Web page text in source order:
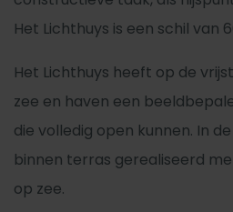
Het Lichthuys is een schil van
Het Lichthuys heeft op de
zee en haven een
die volledig open kunnen. In
binnen terras gerealiseerd
op zee.